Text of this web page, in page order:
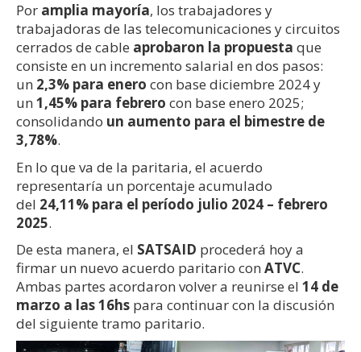
Por amplia mayoría, los trabajadores y
trabajadoras de las telecomunicaciones y circuitos
cerrados de cable aprobaron la propuesta que
consiste en un incremento salarial en dos pasos:
un 2,3% para enero con base diciembre 2024 y
un 1,45% para febrero con base enero 2025;
consolidando un aumento para el bimestre de
3,78%.
En lo que va de la paritaria, el acuerdo
representaría un porcentaje acumulado
del 24,11% para el período julio 2024 – febrero
2025.
De esta manera, el SATSAID procederá hoy a
firmar un nuevo acuerdo paritario con ATVC.
Ambas partes acordaron volver a reunirse el 14 de
marzo a las 16hs para continuar con la discusión
del siguiente tramo paritario.